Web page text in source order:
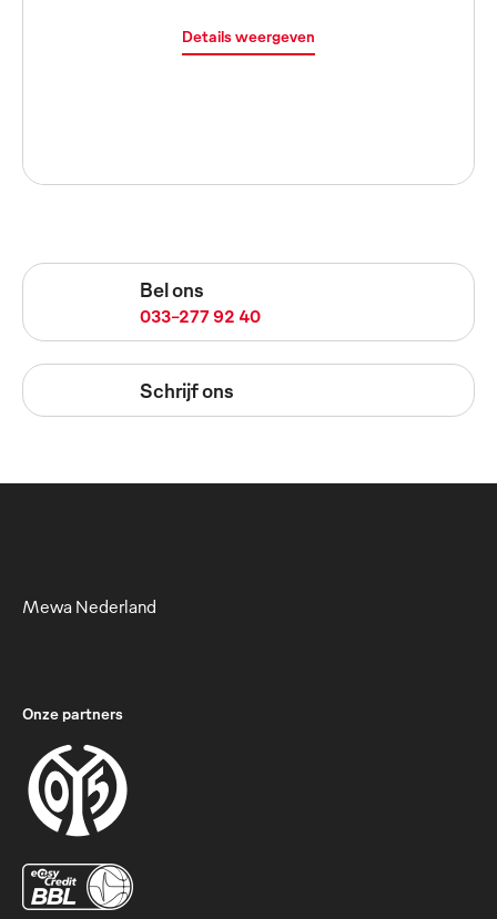
Details weergeven
Bel ons
033-277 92 40
Schrijf ons
Mewa Nederland
Onze partners